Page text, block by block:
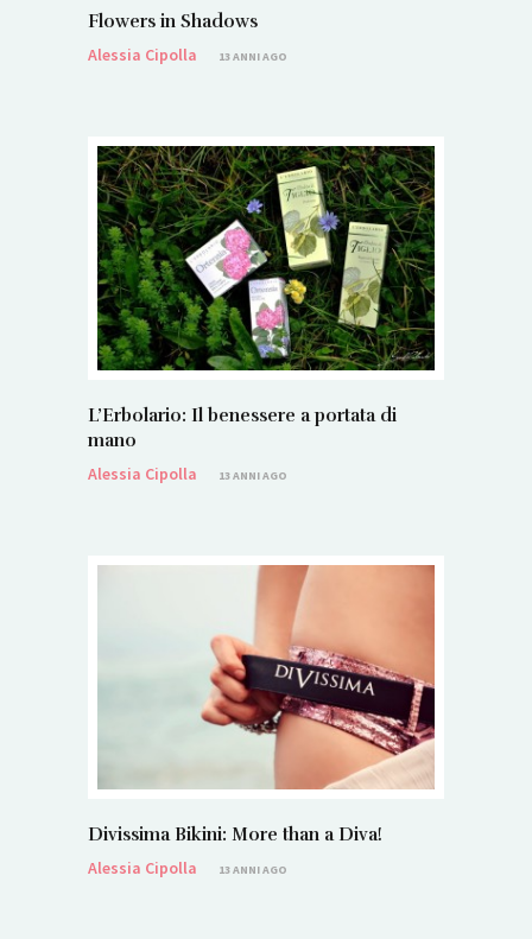
Flowers in Shadows
Alessia Cipolla
13 ANNI AGO
L’Erbolario: Il benessere a portata di
mano
Alessia Cipolla
13 ANNI AGO
Divissima Bikini: More than a Diva!
Alessia Cipolla
13 ANNI AGO